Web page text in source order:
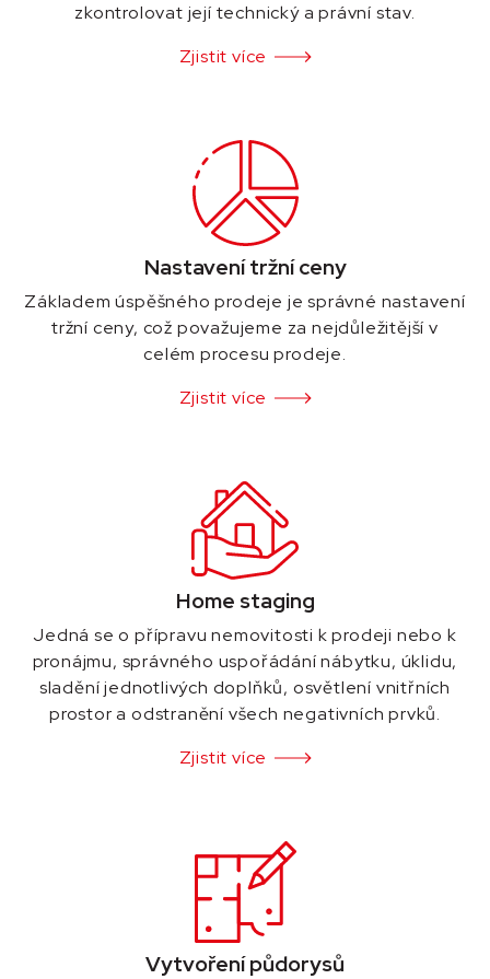
zkontrolovat její technický a právní stav.
Zjistit více
Nastavení tržní ceny
Základem úspěšného prodeje je správné nastavení
tržní ceny, což považujeme za nejdůležitější v
celém procesu prodeje.
Zjistit více
Home staging
Jedná se o přípravu nemovitosti k prodeji nebo k
pronájmu, správného uspořádání nábytku, úklidu,
sladění jednotlivých doplňků, osvětlení vnitřních
prostor a odstranění všech negativních prvků.
Zjistit více
Vytvoření půdorysů